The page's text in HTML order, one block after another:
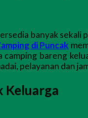
banyak
di Puncak
bareng
pelayanan dan
Keluarga